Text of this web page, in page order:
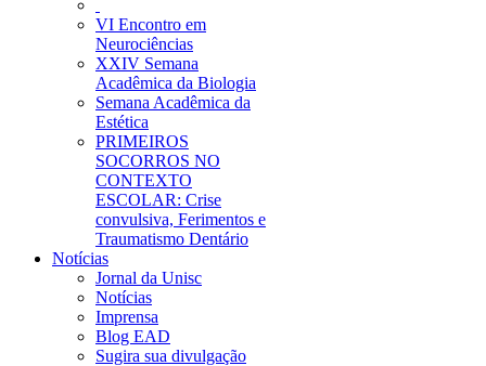
VI Encontro em
Neurociências
XXIV Semana
Acadêmica da Biologia
Semana Acadêmica da
Estética
PRIMEIROS
SOCORROS NO
CONTEXTO
ESCOLAR: Crise
convulsiva, Ferimentos e
Traumatismo Dentário
Notícias
Jornal da Unisc
Notícias
Imprensa
Blog EAD
Sugira sua divulgação